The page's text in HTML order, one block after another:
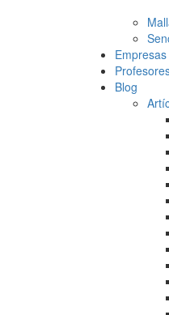
Empresas
Blog